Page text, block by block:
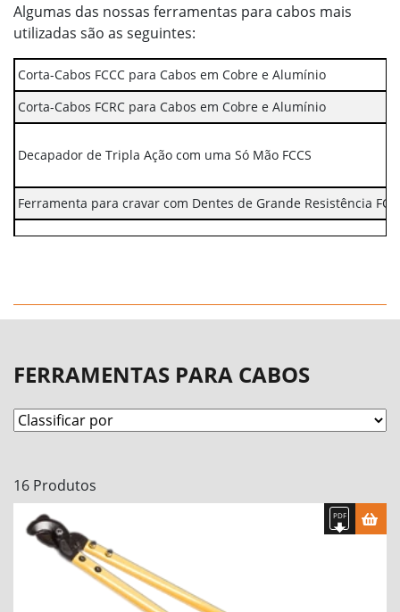
Algumas das nossas ferramentas para cabos mais
utilizadas são as seguintes:
Corta-Cabos FCCC para Cabos em Cobre e Alumínio
Corta-Cabos FCRC para Cabos em Cobre e Alumínio
Decapador de Tripla Ação com uma Só Mão FCCS
Ferramenta para cravar com Dentes de Grande Resistência
Ferramentas para cravar Bornes
Ferramenta de Acionamento por Roquete
Ferramenta Profissional para 2 Mãos Controlada por Catraca
Ferramenta para cravar com roquete para Bornes de Tubo de
Alicate de Acionamento
FERRAMENTAS PARA CABOS
16 Produtos